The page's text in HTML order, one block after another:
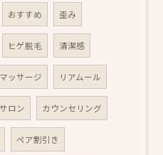
おすすめ 歪み
ヒゲ脱毛 清潔感
マッサージ リアムール
ロン カウンセリング
ペア割引き